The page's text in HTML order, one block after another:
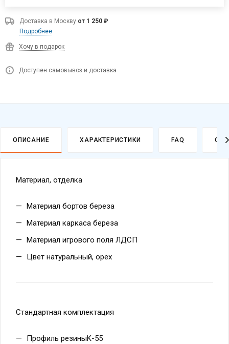
Доставка в Москву от 1 250 ₽
Подробнее
Хочу в подарок
Доступен самовывоз и доставка
ОПИСАНИЕ ХАРАКТЕРИСТИКИ FAQ
Материал, отделка
Материал бортов береза
Материал каркаса береза
Материал игрового поля ЛДСП
Цвет натуральный, орех
Стандартная комплектация
Профиль резиныK-55